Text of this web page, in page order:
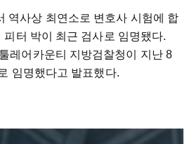
역사상 최연소로 변호사 시험에 합
터 박이 최근 검사로 임명됐다.
레어카운티 지방검찰청이 지난 8
임명했다고 발표했다.